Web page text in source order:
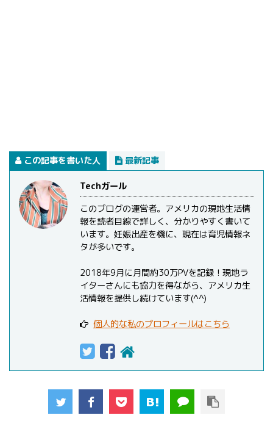
この記事を書いた人 最新記事
Techガール
このブログの運営者。アメリカの現地生活情
報を読者目線で詳しく、分かりやすく書いて
います。妊娠出産を機に、現在は育児情報ネ
タが多いです。
2018年9月に月間約30万PVを記録！現地ラ
イターさんにも協力を得ながら、アメリカ生
活情報を提供し続けています(^^)
個人的な私のプロフィールはこちら